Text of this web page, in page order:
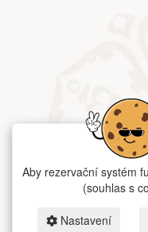
Aby rezervační systém
(souhlas s
Nastavení